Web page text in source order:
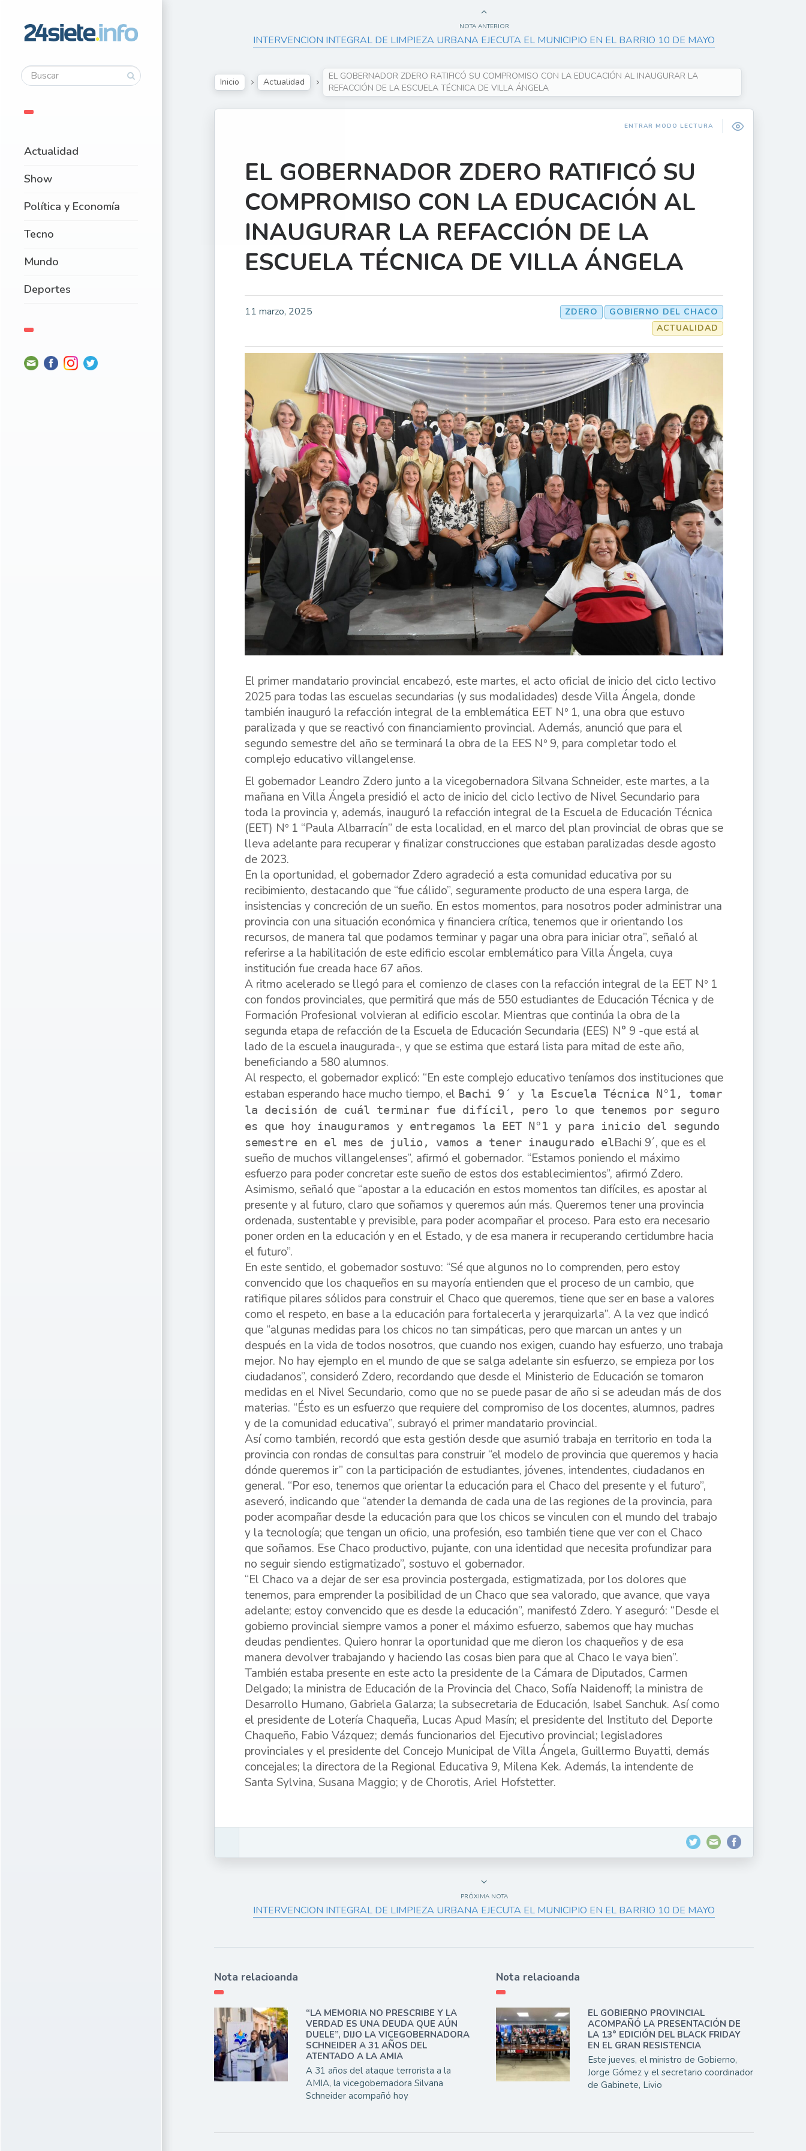
Actualidad
Show
Política y Economía
Tecno
Mundo
Deportes
NOTA ANTERIOR
INTERVENCION INTEGRAL DE LIMPIEZA URBANA EJECUTA EL MUNICIPIO EN EL BARRIO 10 DE MAYO
Inicio Actualidad
EL GOBERNADOR ZDERO RATIFICÓ SU COMPROMISO CON LA EDUCACIÓN AL INAUGURAR LA
REFACCIÓN DE LA ESCUELA TÉCNICA DE VILLA ÁNGELA
ENTRAR MODO LECTURA
EL GOBERNADOR ZDERO RATIFICÓ SU
COMPROMISO CON LA EDUCACIÓN AL
INAUGURAR LA REFACCIÓN DE LA
ESCUELA TÉCNICA DE VILLA ÁNGELA
11 marzo, 2025 GOBIERNO DEL CHACO
ZDERO
ACTUALIDAD
El primer mandatario provincial encabezó, este martes, el acto oficial de inicio del ciclo lectivo
2025 para todas las escuelas secundarias (y sus modalidades) desde Villa Ángela, donde
también inauguró la refacción integral de la emblemática EET Nº 1, una obra que estuvo
paralizada y que se reactivó con financiamiento provincial. Además, anunció que para el
segundo semestre del año se terminará la obra de la EES Nº 9, para completar todo el
complejo educativo villangelense.
El gobernador Leandro Zdero junto a la vicegobernadora Silvana Schneider, este martes, a la
mañana en Villa Ángela presidió el acto de inicio del ciclo lectivo de Nivel Secundario para
toda la provincia y, además, inauguró la refacción integral de la Escuela de Educación Técnica
(EET) Nº 1 “Paula Albarracín” de esta localidad, en el marco del plan provincial de obras que se
lleva adelante para recuperar y finalizar construcciones que estaban paralizadas desde agosto
de 2023.
En la oportunidad, el gobernador Zdero agradeció a esta comunidad educativa por su
recibimiento, destacando que “fue cálido”, seguramente producto de una espera larga, de
insistencias y concreción de un sueño. En estos momentos, para nosotros poder administrar una
provincia con una situación económica y financiera crítica, tenemos que ir orientando los
recursos, de manera tal que podamos terminar y pagar una obra para iniciar otra”, señaló al
referirse a la habilitación de este edificio escolar emblemático para Villa Ángela, cuya
institución fue creada hace 67 años.
A ritmo acelerado se llegó para el comienzo de clases con la refacción integral de la EET Nº 1
con fondos provinciales, que permitirá que más de 550 estudiantes de Educación Técnica y de
Formación Profesional volvieran al edificio escolar. Mientras que continúa la obra de la
segunda etapa de refacción de la Escuela de Educación Secundaria (EES) N° 9 -que está al
lado de la escuela inaugurada-, y que se estima que estará lista para mitad de este año,
beneficiando a 580 alumnos.
Al respecto, el gobernador explicó: “En este complejo educativo teníamos dos instituciones que
estaban esperando hace mucho tiempo, el Bachi 9´ y la Escuela Técnica N°1, tomar
la decisión de cuál terminar fue difícil, pero lo que tenemos por seguro
es que hoy inauguramos y entregamos la EET N°1 y para inicio del segundo
semestre en el mes de julio, vamos a tener inaugurado elBachi 9´, que es el
sueño de muchos villangelenses”, afirmó el gobernador. “Estamos poniendo el máximo
esfuerzo para poder concretar este sueño de estos dos establecimientos”, afirmó Zdero.
Asimismo, señaló que “apostar a la educación en estos momentos tan difíciles, es apostar al
presente y al futuro, claro que soñamos y queremos aún más. Queremos tener una provincia
ordenada, sustentable y previsible, para poder acompañar el proceso. Para esto era necesario
poner orden en la educación y en el Estado, y de esa manera ir recuperando certidumbre hacia
el futuro”.
En este sentido, el gobernador sostuvo: “Sé que algunos no lo comprenden, pero estoy
convencido que los chaqueños en su mayoría entienden que el proceso de un cambio, que
ratifique pilares sólidos para construir el Chaco que queremos, tiene que ser en base a valores
como el respeto, en base a la educación para fortalecerla y jerarquizarla”. A la vez que indicó
que “algunas medidas para los chicos no tan simpáticas, pero que marcan un antes y un
después en la vida de todos nosotros, que cuando nos exigen, cuando hay esfuerzo, uno trabaja
mejor. No hay ejemplo en el mundo de que se salga adelante sin esfuerzo, se empieza por los
ciudadanos”, consideró Zdero, recordando que desde el Ministerio de Educación se tomaron
medidas en el Nivel Secundario, como que no se puede pasar de año si se adeudan más de dos
materias. “Ésto es un esfuerzo que requiere del compromiso de los docentes, alumnos, padres
y de la comunidad educativa”, subrayó el primer mandatario provincial.
Así como también, recordó que esta gestión desde que asumió trabaja en territorio en toda la
provincia con rondas de consultas para construir “el modelo de provincia que queremos y hacia
dónde queremos ir” con la participación de estudiantes, jóvenes, intendentes, ciudadanos en
general. “Por eso, tenemos que orientar la educación para el Chaco del presente y el futuro”,
aseveró, indicando que “atender la demanda de cada una de las regiones de la provincia, para
poder acompañar desde la educación para que los chicos se vinculen con el mundo del trabajo
y la tecnología; que tengan un oficio, una profesión, eso también tiene que ver con el Chaco
que soñamos. Ese Chaco productivo, pujante, con una identidad que necesita profundizar para
no seguir siendo estigmatizado”, sostuvo el gobernador.
“El Chaco va a dejar de ser esa provincia postergada, estigmatizada, por los dolores que
tenemos, para emprender la posibilidad de un Chaco que sea valorado, que avance, que vaya
adelante; estoy convencido que es desde la educación”, manifestó Zdero. Y aseguró: “Desde el
gobierno provincial siempre vamos a poner el máximo esfuerzo, sabemos que hay muchas
deudas pendientes. Quiero honrar la oportunidad que me dieron los chaqueños y de esa
manera devolver trabajando y haciendo las cosas bien para que al Chaco le vaya bien”.
También estaba presente en este acto la presidente de la Cámara de Diputados, Carmen
Delgado; la ministra de Educación de la Provincia del Chaco, Sofía Naidenoff; la ministra de
Desarrollo Humano, Gabriela Galarza; la subsecretaria de Educación, Isabel Sanchuk. Así como
el presidente de Lotería Chaqueña, Lucas Apud Masín; el presidente del Instituto del Deporte
Chaqueño, Fabio Vázquez; demás funcionarios del Ejecutivo provincial; legisladores
provinciales y el presidente del Concejo Municipal de Villa Ángela, Guillermo Buyatti, demás
concejales; la directora de la Regional Educativa 9, Milena Kek. Además, la intendente de
Santa Sylvina, Susana Maggio; y de Chorotis, Ariel Hofstetter.
PRÓXIMA NOTA
INTERVENCION INTEGRAL DE LIMPIEZA URBANA EJECUTA EL MUNICIPIO EN EL BARRIO 10 DE MAYO
Nota relacioanda
“LA MEMORIA NO PRESCRIBE Y LA
VERDAD ES UNA DEUDA QUE AÚN
DUELE”, DIJO LA VICEGOBERNADORA
SCHNEIDER A 31 AÑOS DEL
ATENTADO A LA AMIA
A 31 años del ataque terrorista a la
AMIA, la vicegobernadora Silvana
Schneider acompañó hoy
Nota relacioanda
EL GOBIERNO PROVINCIAL
ACOMPAÑÓ LA PRESENTACIÓN DE
LA 13° EDICIÓN DEL BLACK FRIDAY
EN EL GRAN RESISTENCIA
Este jueves, el ministro de Gobierno,
Jorge Gómez y el secretario coordinador
de Gabinete, Livio